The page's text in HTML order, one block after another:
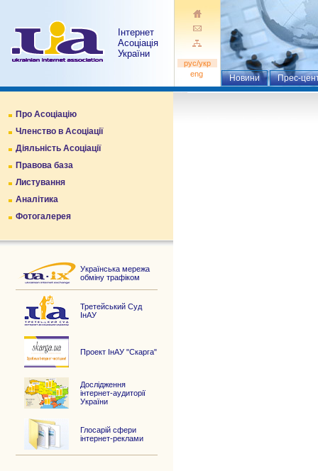
Інтернет
Асоціація
України
pуc/укр
eng
Новини Прес-
Про Асоціацію
Членство в Асоціації
Діяльність Асоціації
Правова база
Листування
Аналітика
Фотогалерея
Українська мережа
обміну трафіком
Третейський Суд
ІнАУ
Проект ІнАУ "Скарга"
Дослідження
інтернет-аудиторії
України
Глосарій сфери
інтернет-реклами